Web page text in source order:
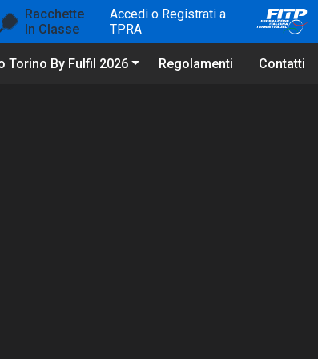
Racchette
In Classe
Accedi o Registrati a
TPRA
Torino By Fulfil 2026 Regolamenti Contatti